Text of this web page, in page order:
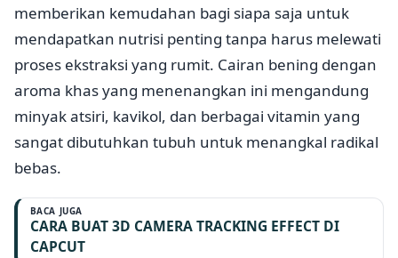
memberikan kemudahan bagi siapa saja untuk
mendapatkan nutrisi penting tanpa harus melewati
proses ekstraksi yang rumit. Cairan bening dengan
aroma khas yang menenangkan ini mengandung
minyak atsiri, kavikol, dan berbagai vitamin yang
sangat dibutuhkan tubuh untuk menangkal radikal
bebas.
BACA JUGA
CARA BUAT 3D CAMERA TRACKING EFFECT DI
CAPCUT